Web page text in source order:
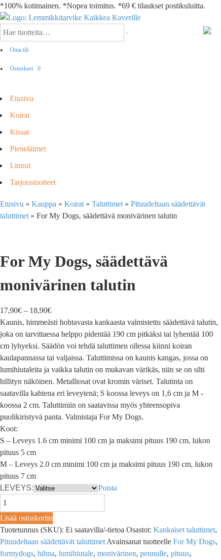
*100% kotimainen. *Nopea toimitus. *69 € tilaukset postikuluitta.
Oma tili
Ostoskori 0
Etusivu
Koirat
Kissat
Pieneläimet
Linnut
Tarjoustuotteet
Etusivu » Kauppa » Koirat » Taluttimet » Pituudeltaan säädettävät
taluttimet » For My Dogs, säädettävä monivärinen talutin
For My Dogs, säädettävä
monivärinen talutin
17,90€ – 18,90€
Kaunis, himmeästi hohtavasta kankaasta valmistettu säädettävä talutin,
joka on tarvittaessa helppo pidentää 190 cm pitkäksi tai lyhentää 100
cm lyhyeksi. Säädön voi tehdä taluttimen ollessa kiinni koiran
kaulapannassa tai valjaissa. Taluttimissa on kaunis kangas, jossa on
lumihiutaleita ja vaikka talutin on mukavan värikäs, niin se on silti
hillityn näköinen. Metalliosat ovat kromin väriset. Talutinta on
saatavilla kahtena eri leveytenä; S koossa leveys on 1,6 cm ja M -
koossa 2 cm. Taluttimiin on saatavissa myös yhteensopiva
puolikiristyvä panta. Valmistaja For My Dogs.
Koot:
S – Leveys 1.6 cm minimi 100 cm ja maksimi pituus 190 cm, lukon
pituus 5 cm
M – Leveys 2.0 cm minimi 100 cm ja maksimi pituus 190 cm, lukon
pituus 7 cm
LEVEYS:
Poista
Lisää ostoskoriin
Tuotetunnus (SKU): Ei saatavilla/-tietoa Osastot: Kankaiset taluttimet,
Pituudeltaan säädettävät taluttimet Avainsanat tuotteelle For My Dogs,
formydogs, hihna, lumihiutale, monivärinen, pennulle, pituus,